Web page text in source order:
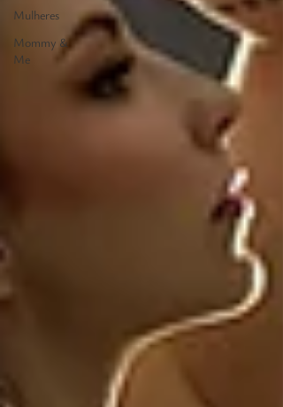
Mulheres
Mommy &
Me